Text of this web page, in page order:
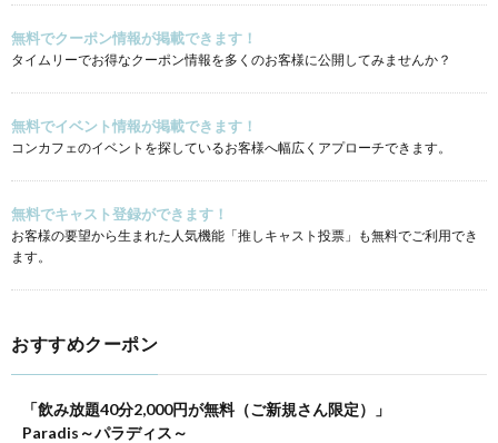
無料でクーポン情報が掲載できます！
タイムリーでお得なクーポン情報を多くのお客様に公開してみませんか？
無料でイベント情報が掲載できます！
コンカフェのイベントを探しているお客様へ幅広くアプローチできます。
無料でキャスト登録ができます！
お客様の要望から生まれた人気機能「推しキャスト投票」も無料でご利用でき
ます。
おすすめクーポン
「飲み放題40分2,000円が無料（ご新規さん限定）」
Paradis～パラディス～